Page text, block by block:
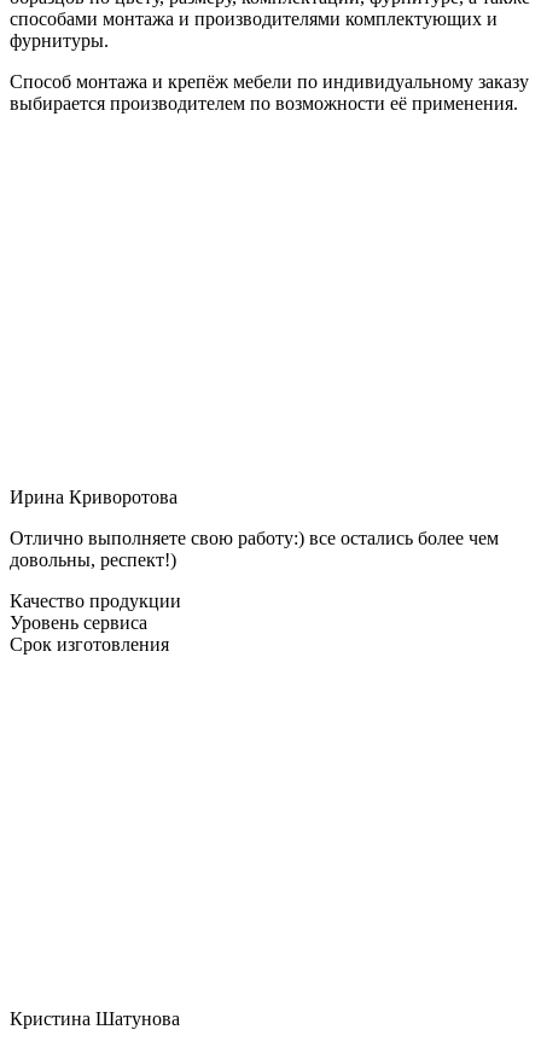
способами монтажа и производителями комплектующих и
фурнитуры.
Способ монтажа и крепёж мебели по индивидуальному заказу
выбирается производителем по возможности её применения.
Ирина Криворотова
Отлично выполняете свою работу:) все остались более чем
довольны, респект!)
Качество продукции
Уровень сервиса
Срок изготовления
Кристина Шатунова